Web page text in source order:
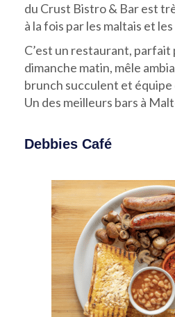
du Crust Bistro & Bar est
à la fois par les maltais et
C’est un restaurant, parfait
dimanche matin, mêle
brunch succulent et équipe
Un des meilleurs bars à
Debbies Café